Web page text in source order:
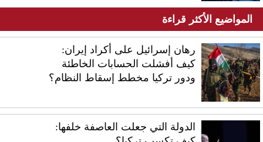
المواضيع الأكثر قراءة
رهان إسرائيل على أكراد إيران:
كيف أفشلت الحسابات الخاطئة
ودور تركيا مخطط إسقاط النظام؟
الدولة التي جعلت العاصفة خلفها: